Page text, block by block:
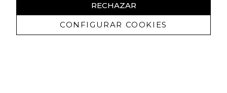
RECHAZAR
CONFIGURAR COOKIES